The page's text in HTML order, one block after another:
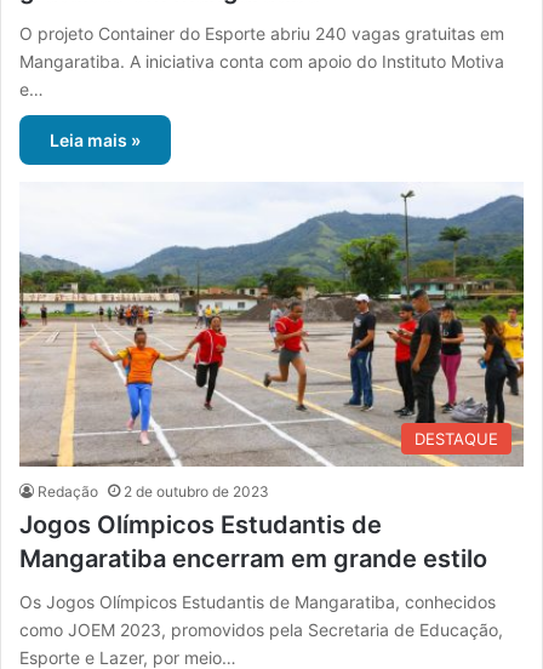
O projeto Container do Esporte abriu 240 vagas gratuitas em
Mangaratiba. A iniciativa conta com apoio do Instituto Motiva
e…
Leia mais »
DESTAQUE
Redação 2 de outubro de 2023
Jogos Olímpicos Estudantis de
Mangaratiba encerram em grande estilo
Os Jogos Olímpicos Estudantis de Mangaratiba, conhecidos
como JOEM 2023, promovidos pela Secretaria de Educação,
Esporte e Lazer, por meio…